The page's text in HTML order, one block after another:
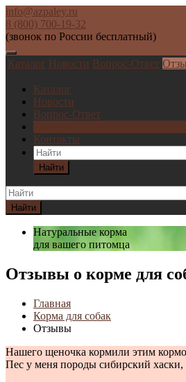
info@azpaley.ru
8 (800) 700-19-32
(звонок по России бесплатный)
Каталог Новости Вопрос-Ответ
Каталог
Новости
Вопрос-Ответ
Контакты
Найти
Найти
Натуральные корма
для вашего питомца
Отзывы о корме для
Главная
Корма для собак
Отзывы
Нашего щеночка кормили этим
Пес у меня породы сибирский хаски,